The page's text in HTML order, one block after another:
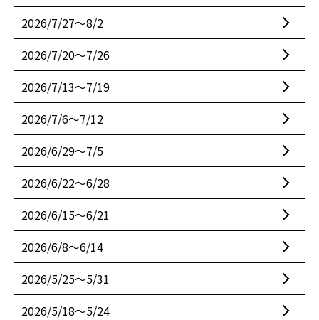
2026/7/27〜8/2
2026/7/20〜7/26
2026/7/13〜7/19
2026/7/6〜7/12
2026/6/29〜7/5
2026/6/22〜6/28
2026/6/15〜6/21
2026/6/8〜6/14
2026/5/25〜5/31
2026/5/18〜5/24